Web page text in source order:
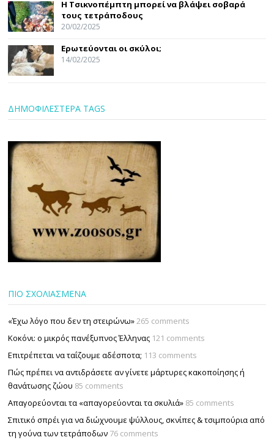
Η Τσικνοπέμπτη μπορεί να βλάψει σοβαρά
τους τετράποδους
20/02/2025
Ερωτεύονται οι σκύλοι;
14/02/2025
ΔΗΜΟΦΙΛΕΣΤΕΡΑ TAGS
ΠΙΟ ΣΧΟΛΙΑΣΜΕΝΑ
«Έχω λόγο που δεν τη στειρώνω»265 comments
Κοκόνι: ο μικρός πανέξυπνος Έλληνας 121 comments
Επιτρέπεται να ταΐζουµε αδέσποτα; 113 comments
Πώς πρέπει να αντιδράσετε αν γίνετε μάρτυρες κακοποίησης ή
θανάτωσης ζώου 85 comments
Απαγορεύονται τα «απαγορεύονται τα σκυλιά» 85 comments
Σπιτικό σπρέι για να διώχνουμε ψύλλους, σκνίπες & τσιμπούρια από
τη γούνα των τετράποδων 76 comments